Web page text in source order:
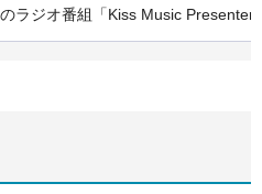
ラジオ番組「Kiss Music Presenter